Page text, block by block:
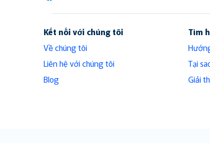
Kết nối với chúng tôi
Về chúng tôi
Liên hệ với chúng tôi
Blog
Tìm
Tại
Giải